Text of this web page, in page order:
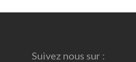
Suivez nous sur :